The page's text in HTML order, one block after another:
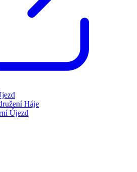
Háje
Újezd